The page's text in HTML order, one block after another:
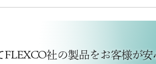
社の製品をお客様が安